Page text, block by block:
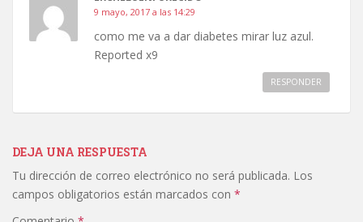
9 mayo, 2017 a las 14:29
como me va a dar diabetes mirar luz azul.
Reported x9
RESPONDER
DEJA UNA RESPUESTA
Tu dirección de correo electrónico no será publicada. Los
campos obligatorios están marcados con *